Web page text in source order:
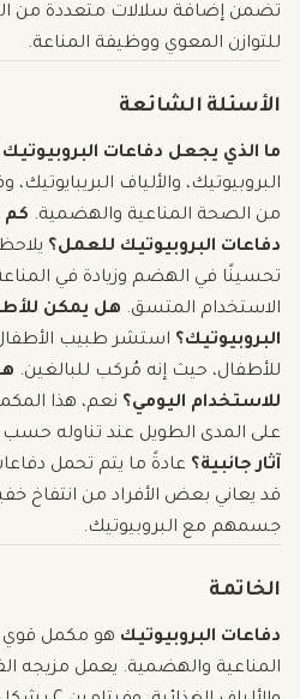
تضمن إضافة سلالات متعددة من
للتوازن المعوي ووظيفة المناعة.
الأسئلة الشائعة
ما الذي يجعل دفاعات البروبيوتيك
من الصحة المناعية والهضمية. كم
دفاعات البروبيوتيك للعمل؟
تحسينًا في الهضم وزيادة في
الاستخدام المتسق. هل يمكن
البروبيوتيك؟ استشر طبيب
للأطفال، حيث إنه مُركب للبالغين.
للاستخدام اليومي؟ نعم، هذا
على المدى الطويل عند تناوله حسب
آثار جانبية؟ عادةً ما يتم تحمل
قد يعاني بعض الأفراد من انتفاخ
جسمهم مع البروبيوتيك.
الخاتمة
دفاعات البروبيوتيك هو مكمل قوي
المناعية والهضمية. يعمل مزيجه